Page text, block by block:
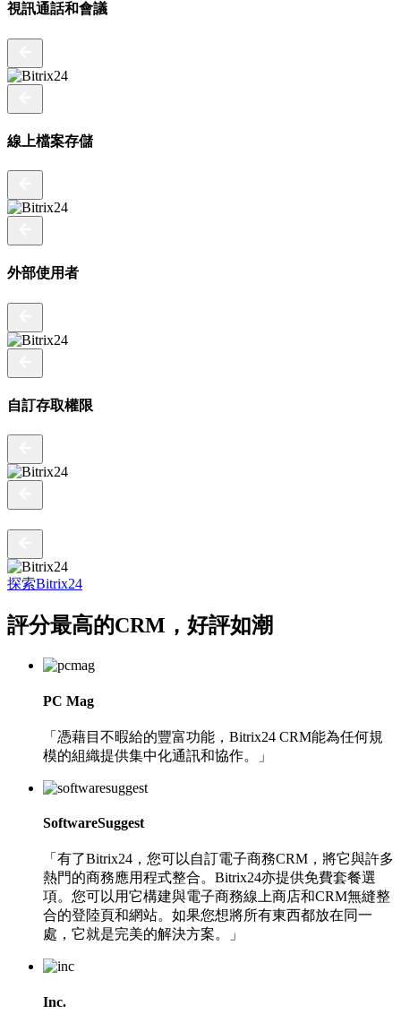
視訊通話和會議
線上檔案存儲
外部使用者
自訂存取權限
探索Bitrix24
評分最高的CRM ，好評如潮
PC Mag
「憑藉目不暇給的豐富功能，Bitrix24 CRM能為任何規
模的組織提供集中化通訊和協作。」
SoftwareSuggest
「有了Bitrix24，您可以自訂電子商務CRM，將它與許多
熱門的商務應用程式整合。Bitrix24亦提供免費套餐選
項。您可以用它構建與電子商務線上商店和CRM無縫整
合的登陸頁和網站。如果您想將所有東西都放在同一
處，它就是完美的解決方案。」
Inc.